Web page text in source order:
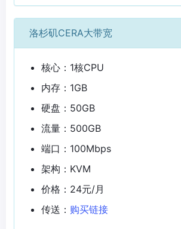
洛杉矶CERA大带宽
核心：1核CPU
内存：1GB
硬盘：50GB
流量：500GB
端口：100Mbps
架构：KVM
价格：24元/月
传送： 购买链接